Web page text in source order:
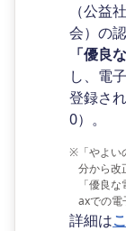
（公益
会）の
「優良
し、電
登録さ
0）。
※ 「やよ
分から改
「優良
axでの電
詳細は